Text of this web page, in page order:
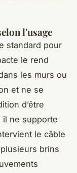
l'usage
standard pour
le rend
les murs ou
et ne se
d’être
il ne supporte
le câble
brins